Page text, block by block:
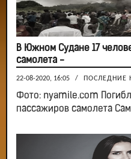
В Южном Судане 17
самолета -
22-08-2020, 16:05 / ПОСЛЕДНИЕ
Фото: nyamile.com
пассажиров самолета